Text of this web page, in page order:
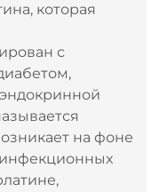
которая
с
на фоне